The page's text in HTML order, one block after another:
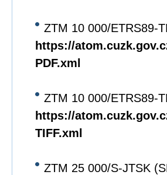
ZTM 10 000/ETRS89-
https://
PDF.xml
ZTM 10 000/ETRS89-
https://
TIFF.xml
ZTM 25 000/S-JTSK